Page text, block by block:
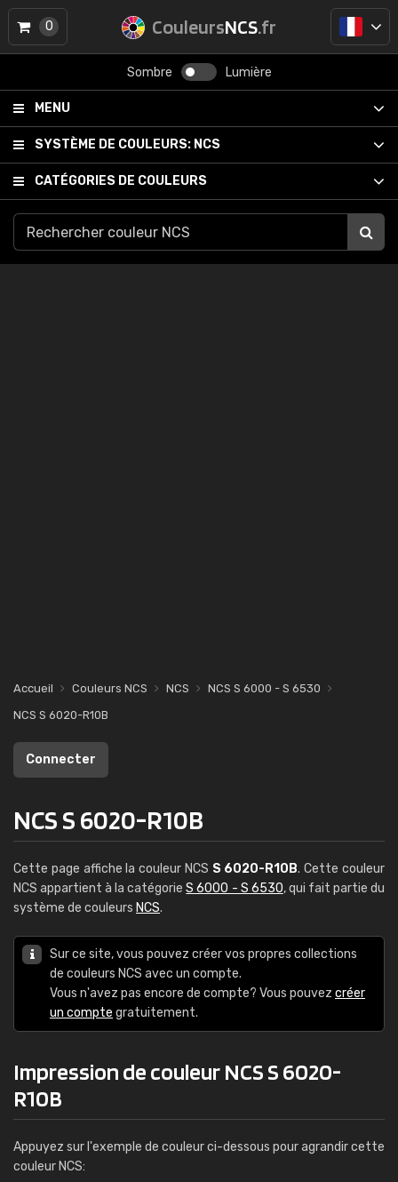
CouleursNCS.fr
Sombre Lumière
MENU
SYSTÈME DE COULEURS: NCS
CATÉGORIES DE COULEURS
0
Accueil Couleurs NCS NCS
NCS S 6000 - S 6530
NCS S 6020-R10B
Connecter
NCS S 6020-R10B
Cette page affiche la couleur NCS S 6020-R10B. Cette couleur
NCS appartient à la catégorieS 6000 - S 6530, qui fait partie du
système de couleurs NCS.
Sur ce site, vous pouvez créer vos propres collections
de couleurs NCS avec un compte.
Vous n'avez pas encore de compte? Vous pouvez créer
un compte gratuitement.
Impression de couleur NCS S 6020-
R10B
Appuyez sur l'exemple de couleur ci-dessous pour agrandir cette
couleur NCS: